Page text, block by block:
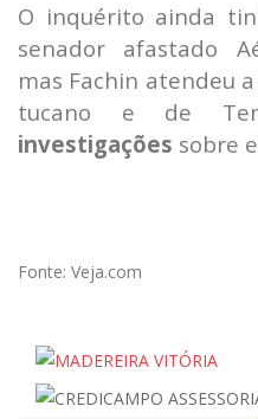
O inquérito ainda
senador afastado
mas Fachin atendeu
tucano e de
investigações sobre
Fonte: Veja.com